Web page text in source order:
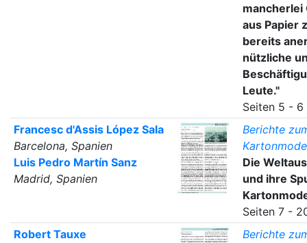
mancherlei
aus Papier
bereits
nützliche
Leute."
Seiten 5 - 6
Francesc d'Assis López Sala
Barcelona, Spanien
Luis Pedro Martín Sanz
Madrid, Spanien
Berichte
Die
und ihre
Seiten 7 -
Robert Tauxe
Berichte